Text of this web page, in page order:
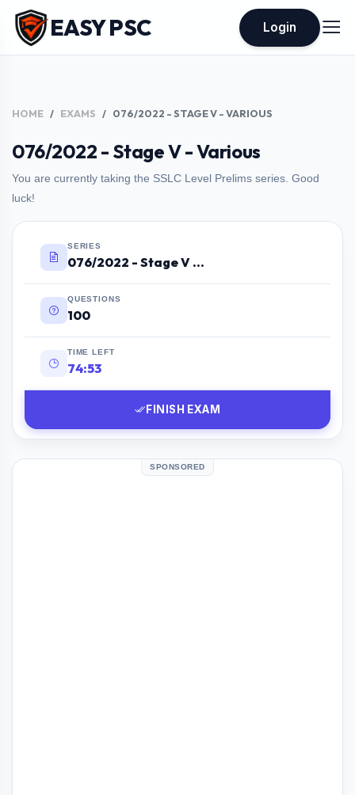
EASY PSC Login
HOME EXAMS 076/2022 - STAGE V - VARIOUS
076/2022 - Stage V - Various
You are currently taking the SSLC Level Prelims series. Good
luck!
SERIES
076/2022 - Stage V - Various
QUESTIONS
100
TIME LEFT
74:52
FINISH EXAM
SPONSORED